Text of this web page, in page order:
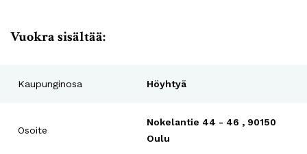
Vuokra sisältää:
Kaupunginosa Höyhtyä
Osoite
Nokelantie 44 - 46 , 90150
Oulu